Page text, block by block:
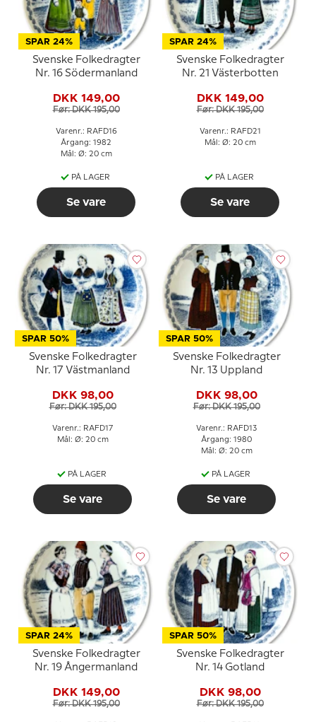
SPAR 24%
Svenske Folkedragter
Nr. 16 Södermanland
DKK 149,00
Før: DKK 195,00
Varenr.: RAFD16
Årgang: 1982
Mål: Ø: 20 cm
PÅ LAGER
Se vare
SPAR 24%
Svenske Folkedragter
Nr. 21 Västerbotten
DKK 149,00
Før: DKK 195,00
Varenr.: RAFD21
Mål: Ø: 20 cm
PÅ LAGER
Se vare
SPAR 50%
Svenske Folkedragter
Nr. 17 Västmanland
DKK 98,00
Før: DKK 195,00
Varenr.: RAFD17
Mål: Ø: 20 cm
PÅ LAGER
Se vare
SPAR 50%
Svenske Folkedragter
Nr. 13 Uppland
DKK 98,00
Før: DKK 195,00
Varenr.: RAFD13
Årgang: 1980
Mål: Ø: 20 cm
PÅ LAGER
Se vare
SPAR 24%
Svenske Folkedragter
Nr. 19 Ångermanland
DKK 149,00
Før: DKK 195,00
SPAR 50%
Svenske Folkedragter
Nr. 14 Gotland
DKK 98,00
Før: DKK 195,00